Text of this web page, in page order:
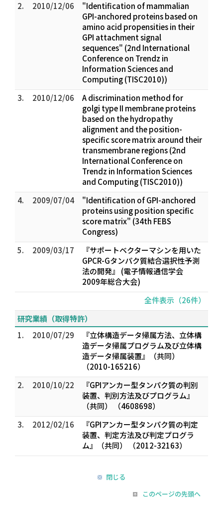
2.
2010/12/06
"Identification of mammalian
GPI-anchored proteins based on
amino acid propensities in their
GPI attachment signal
sequences" (2nd International
Conference on Trendz in
Information Sciences and
Computing (TISC2010))
3.
2010/12/06
A discrimination method for
golgi type II membrane proteins
based on the hydropathy
alignment and the position-
specific score matrix around their
transmembrane regions (2nd
International Conference on
Trendz in Information Sciences
and Computing (TISC2010))
4.
2009/07/04
"Identification of GPI-anchored
proteins using position specific
score matrix" (34th FEBS
Congress)
5.
2009/03/17
『サポートベクターマシンを用いた
GPCR-Gタンパク質結合選択性予測
法の開発』 (電子情報通信学会
2009年総合大会)
全件表示（26件）
研究業績（取得特許）
1.
2010/07/29
『立体構造データ帰属方法、立体構
造データ帰属プログラム及び立体構
造データ帰属装置』（共同）
（2010-165216）
2.
2010/10/22
『GPIアンカー型タンパク質の判別
装置、判別方法及びプログラム』
（共同） （4608698）
3.
2012/02/16
『GPIアンカー型タンパク質の判定
装置、判定方法及び判定プログラ
ム』（共同） （2012-32163）
閉じる
このページの先頭へ